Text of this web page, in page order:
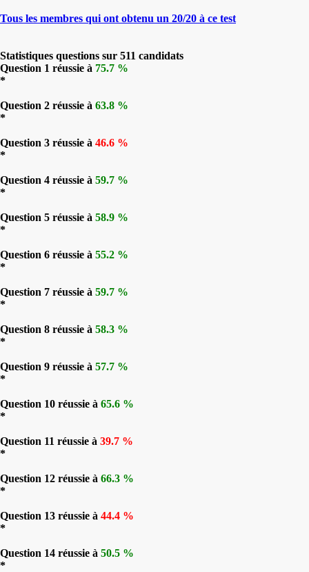
Tous les membres qui ont obtenu un 20/20 à ce test
Statistiques questions sur 511 candidats
Question 1 réussie à 75.7 %
*
Question 2 réussie à 63.8 %
*
Question 3 réussie à 46.6 %
*
Question 4 réussie à 59.7 %
*
Question 5 réussie à 58.9 %
*
Question 6 réussie à 55.2 %
*
Question 7 réussie à 59.7 %
*
Question 8 réussie à 58.3 %
*
Question 9 réussie à 57.7 %
*
Question 10 réussie à 65.6 %
*
Question 11 réussie à 39.7 %
*
Question 12 réussie à 66.3 %
*
Question 13 réussie à 44.4 %
*
Question 14 réussie à 50.5 %
*